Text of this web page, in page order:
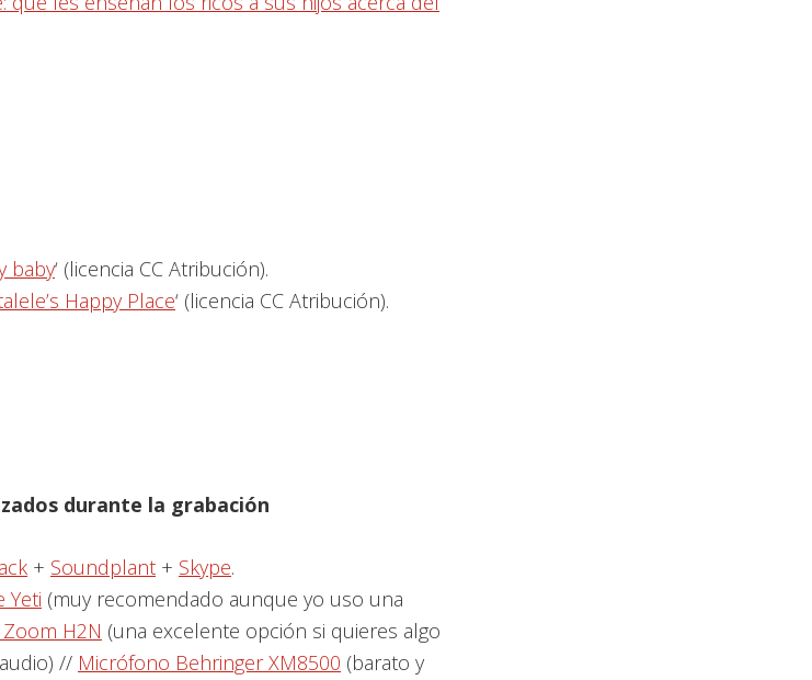
baby‘ (licencia CC Atribución).
Happy Place‘ (licencia CC Atribución).
durante la grabación
+ Soundplant + Skype.
Yeti (muy recomendado aunque yo uso una
H2N (una excelente opción si quieres algo
// Micrófono Behringer XM8500 (barato y